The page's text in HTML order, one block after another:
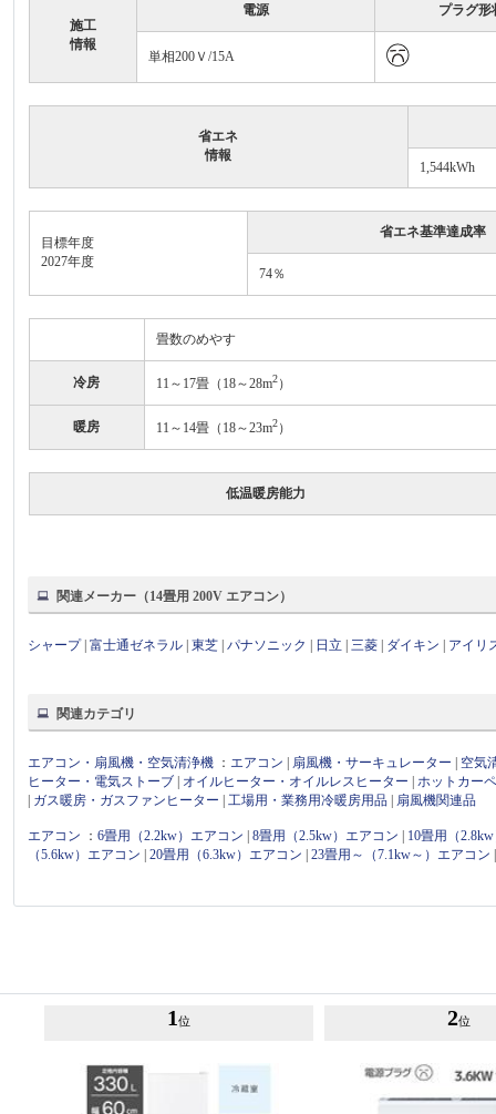
施工
情報
電源 プラグ形
単相200Ｖ/15A
省エネ
情報
1,544kWh
目標年度
2027年度
省エネ基準達成率
74％
畳数のめやす
冷房 11～17畳（18～28m2）
暖房 11～14畳（18～23m2）
低温暖房能力
関連メーカー（14畳用 200V エアコン）
シャープ|富士通ゼネラル |東芝 |パナソニック 日立 |三菱 ダイキン アイリ
関連カテゴリ
エアコン・扇風機・空気清浄機 ： エアコン 扇風機・サーキュレーター
空気
ヒーター・電気ストーブ
オイルヒーター・オイルレスヒーター |ホットカー
ガス暖房・ガスファンヒーター |工場用・業務用冷暖房用品 扇風機関連品
エアコン ：6畳用（2.2kw）エアコン |8畳用（2.5kw）エアコン
10畳用（
（5.6kw）エアコン |20畳用（6.3kw）エアコン |23畳用～（7.1kw～）エアコン
1 位 2位